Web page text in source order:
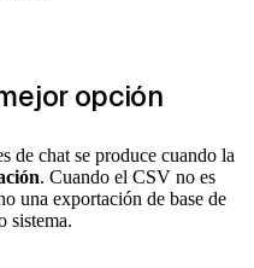
opción
de chat se produce cuando la
. Cuando el CSV no es
una exportación de base de
sistema.